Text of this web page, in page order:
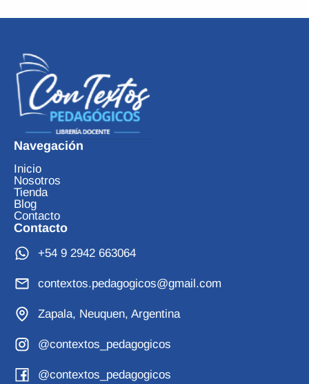
Navegación
Inicio
Nosotros
Tienda
Blog
Contacto
Contacto
+54 9 2942 663064
contextos.pedagogicos@gmail.com
Zapala, Neuquen, Argentina
@contextos_pedagogicos
@contextos_pedagogicos